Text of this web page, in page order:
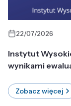
22/07/2026
Instytut
wynikami
Zobacz więcej